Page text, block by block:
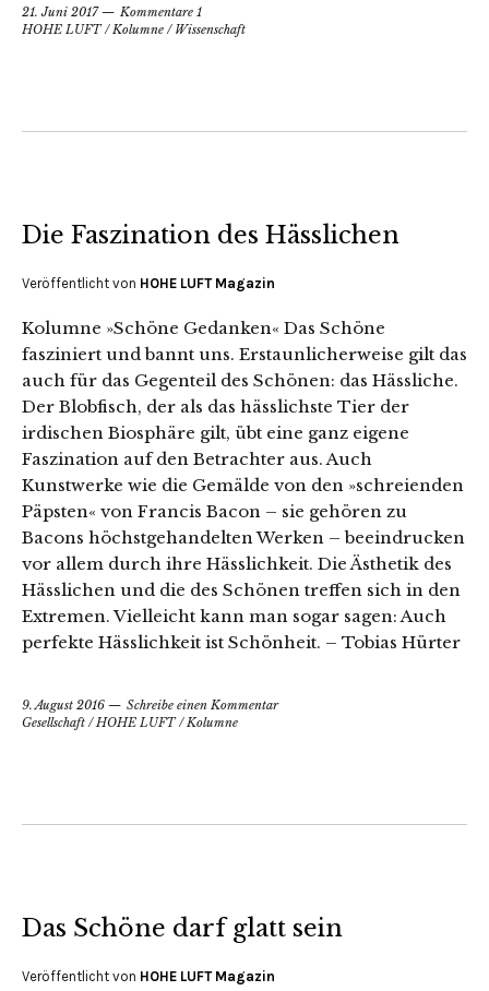
21. Juni 2017
Kommentare 1
HOHE LUFT/Kolumne / Wissenschaft
Die Faszination des Hässlichen
Veröffentlicht von HOHE LUFT Magazin
Kolumne »Schöne Gedanken« Das Schöne
fasziniert und bannt uns. Erstaunlicherweise gilt das
auch für das Gegenteil des Schönen: das Hässliche.
Der Blobfisch, der als das hässlichste Tier der
irdischen Biosphäre gilt, übt eine ganz eigene
Faszination auf den Betrachter aus. Auch
Kunstwerke wie die Gemälde von den »schreienden
Päpsten« von Francis Bacon – sie gehören zu
Bacons höchstgehandelten Werken – beeindrucken
vor allem durch ihre Hässlichkeit. Die Ästhetik des
Hässlichen und die des Schönen treffen sich in den
Extremen. Vielleicht kann man sogar sagen: Auch
perfekte Hässlichkeit ist Schönheit. – Tobias Hürter
9. August 2016
Schreibe einen Kommentar
Gesellschaft /HOHE LUFT/Kolumne
Das Schöne darf glatt sein
Veröffentlicht von HOHE LUFT Magazin